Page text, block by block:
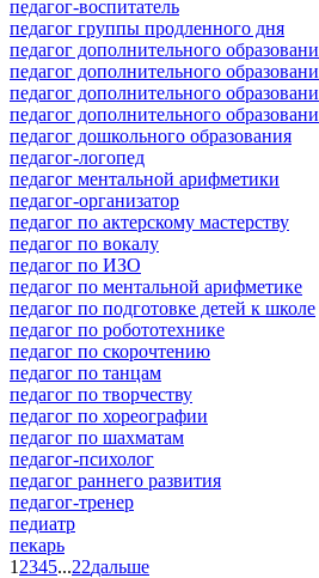
педагог-воспитатель
педагог группы продленного дня
педагог дополнительного
педагог дополнительного
педагог дополнительного
педагог дополнительного
педагог дошкольного образования
педагог-логопед
педагог ментальной арифметики
педагог-организатор
педагог по актерскому мастерству
педагог по вокалу
педагог по ИЗО
педагог по ментальной арифметике
педагог по подготовке детей к школе
педагог по робототехнике
педагог по скорочтению
педагог по танцам
педагог по творчеству
педагог по хореографии
педагог по шахматам
педагог-психолог
педагог раннего развития
педагог-тренер
педиатр
пекарь
1 2345...22дальше